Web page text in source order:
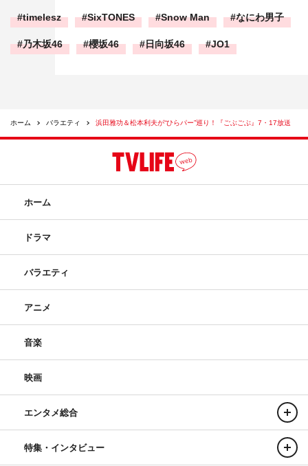
timelesz SixTONES Snow Man なにわ男子
乃木坂46 櫻坂46 日向坂46 JO1
ホーム バラエティ 浜田雅功＆松本利夫が“ひらパー”巡り！『ごぶごぶ』7・17放送
ホーム
ドラマ
バラエティ
アニメ
音楽
映画
エンタメ総合
特集・インタビュー